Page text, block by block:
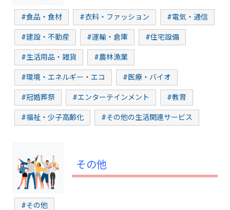
#食品・食材 #衣料・ファッション #電気・通信
#建設・不動産 #運輸・倉庫 #住宅設備
#生活用品・雑貨 #農林漁業
#環境・エネルギー・エコ #医療・バイオ
#冠婚葬祭 #エンターテインメント #教育
#福祉・少子高齢化 #その他の生活関連サービス
その他
#その他